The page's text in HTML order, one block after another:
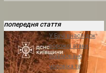
попередня стаття
У Бучі внаслідок
ворожої атаки
травмовано
чоловіка та